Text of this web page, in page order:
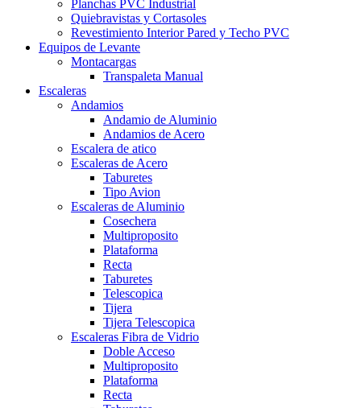
Planchas PVC Industrial
Quiebravistas y Cortasoles
Revestimiento Interior Pared y Techo PVC
Equipos de Levante
Montacargas
Transpaleta Manual
Escaleras
Andamios
Andamio de Aluminio
Andamios de Acero
Escalera de atico
Escaleras de Acero
Taburetes
Tipo Avion
Escaleras de Aluminio
Cosechera
Multiproposito
Plataforma
Recta
Taburetes
Telescopica
Tijera
Tijera Telescopica
Escaleras Fibra de Vidrio
Doble Acceso
Multiproposito
Plataforma
Recta